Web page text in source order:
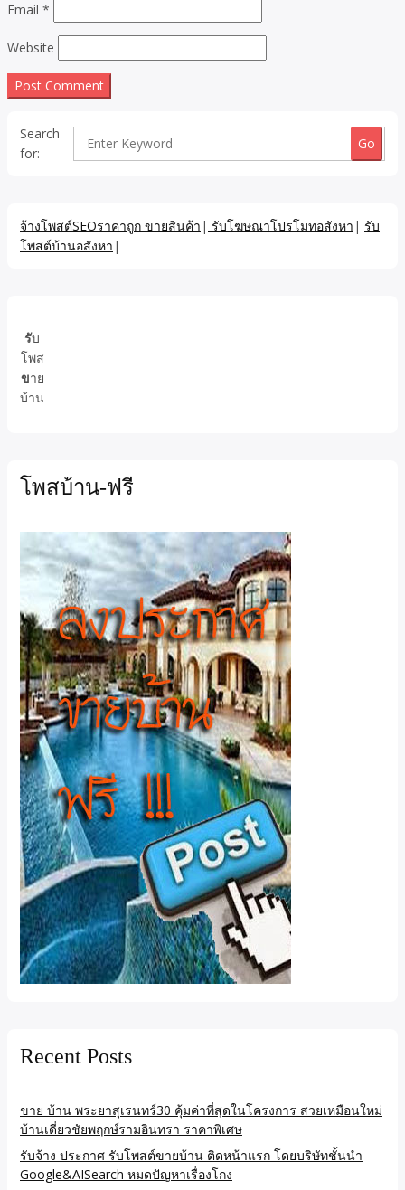
Email *
Website
Search
for:
จ้างโพสต์SEOราคาถูก ขายสินค้า | รับโฆษณาโปรโมทอสังหา | รับ
โพสต์บ้านอสังหา |
รับ
โพส
ขาย
บ้าน
โพสบ้าน-ฟรี
Recent Posts
ขาย บ้าน พระยาสุเรนทร์30 คุ้มค่าที่สุดในโครงการ สวยเหมือนใหม่
บ้านเดี่ยวชัยพฤกษ์รามอินทรา ราคาพิเศษ
รับจ้าง ประกาศ รับโพสต์ขายบ้าน ติดหน้าแรก โดยบริษัทชั้นนำ
Google&AISearch หมดปัญหาเรื่องโกง